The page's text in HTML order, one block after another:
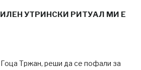
УТРИНСКИ РИТУАЛ МИ Е
Гоца Тржан, реши да се пофали за